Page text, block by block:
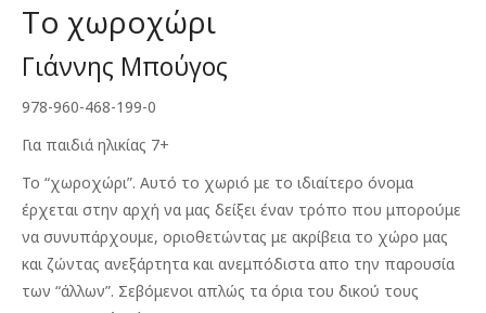
€4.00.
Το χωροχώρι
Γιάννης Μπούγος
978-960-468-199-0
Για παιδιά ηλικίας 7+
Το “χωροχώρι”. Αυτό το χωριό με το ιδιαίτερο όνομα
έρχεται στην αρχή να μας δείξει έναν τρόπο που μπορούμε
να συνυπάρχουμε, οριοθετώντας με ακρίβεια το χώρο μας
και ζώντας ανεξάρτητα και ανεμπόδιστα απο την παρουσία
των “άλλων”. Σεβόμενοι απλώς τα όρια του δικού τους